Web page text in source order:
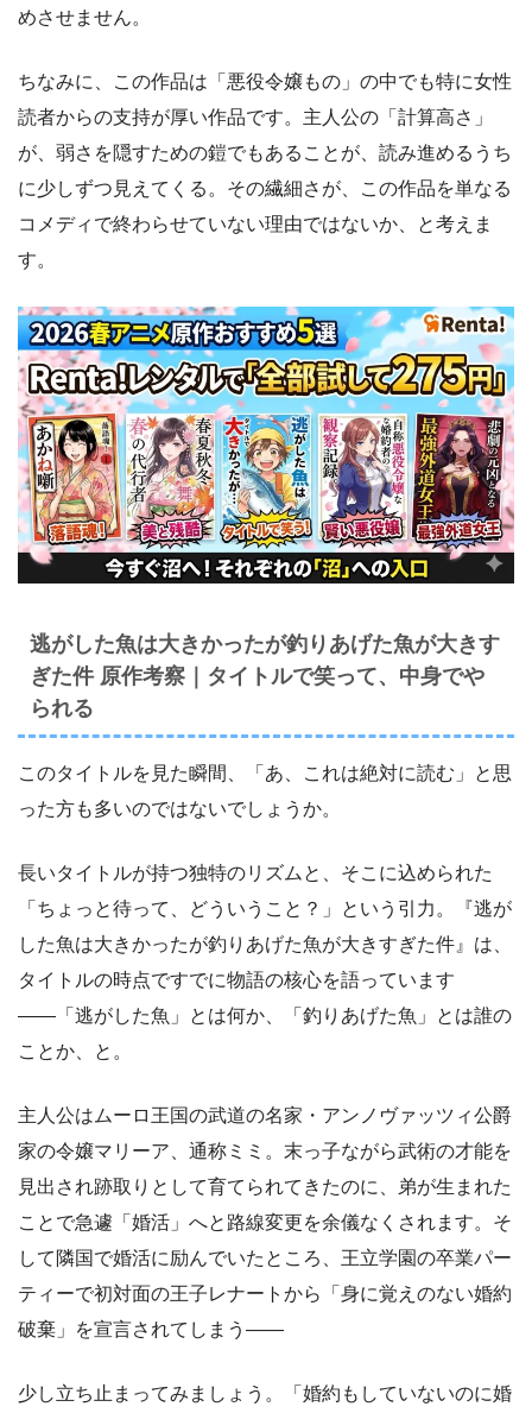
めさせません。
ちなみに、この作品は「悪役令嬢もの」の中でも特に女性
読者からの支持が厚い作品です。主人公の「計算高さ」
が、弱さを隠すための鎧でもあることが、読み進めるうち
に少しずつ見えてくる。その繊細さが、この作品を単なる
コメディで終わらせていない理由ではないか、と考えま
す。
逃がした魚は大きかったが釣りあげた魚が大きす
ぎた件 原作考察｜タイトルで笑って、中身でや
られる
このタイトルを見た瞬間、「あ、これは絶対に読む」と思
った方も多いのではないでしょうか。
長いタイトルが持つ独特のリズムと、そこに込められた
「ちょっと待って、どういうこと？」という引力。『逃が
した魚は大きかったが釣りあげた魚が大きすぎた件』は、
タイトルの時点ですでに物語の核心を語っています
――「逃がした魚」とは何か、「釣りあげた魚」とは誰の
ことか、と。
主人公はムーロ王国の武道の名家・アンノヴァッツィ公爵
家の令嬢マリーア、通称ミミ。末っ子ながら武術の才能を
見出され跡取りとして育てられてきたのに、弟が生まれた
ことで急遽「婚活」へと路線変更を余儀なくされます。そ
して隣国で婚活に励んでいたところ、王立学園の卒業パー
ティーで初対面の王子レナートから「身に覚えのない婚約
破棄」を宣言されてしまう――
少し立ち止まってみましょう。「婚約もしていないのに婚